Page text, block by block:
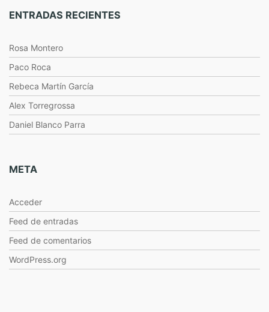
ENTRADAS RECIENTES
Rosa Montero
Paco Roca
Rebeca Martín García
Alex Torregrossa
Daniel Blanco Parra
META
Acceder
Feed de entradas
Feed de comentarios
WordPress.org